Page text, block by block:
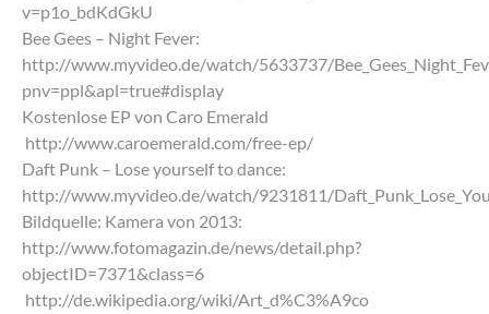
v=p1o_bdKdGkU
Bee Gees – Night Fever:
http://www.myvideo.de/watch/5633737/
pnv=ppl&apl=true#display
Kostenlose EP von Caro Emerald
http://www.caroemerald.com/free-ep/
Daft Punk – Lose yourself to dance:
http://www.myvideo.de/watch/9231811/
Bildquelle: Kamera von 2013:
http://www.fotomagazin.de/news/detail.php?
objectID=7371&class=6
http://de.wikipedia.org/wiki/Art_d%C3%A9co